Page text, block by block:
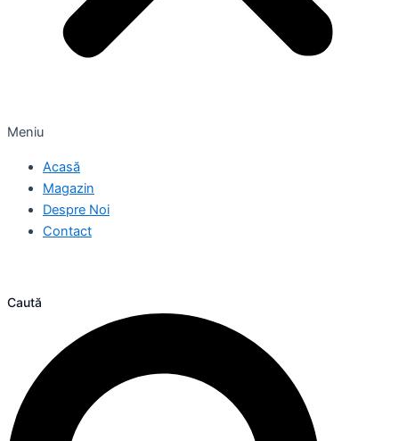
Meniu
Acasă
Magazin
Despre Noi
Contact
Caută